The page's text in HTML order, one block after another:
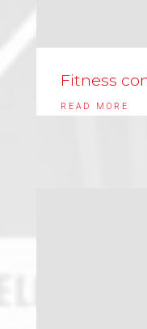
Fitness
READ MORE